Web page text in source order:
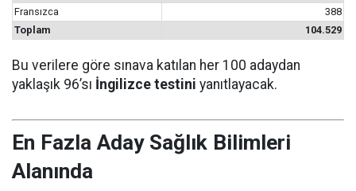
Fransızca
388
Toplam
104.529
Bu verilere göre sınava katılan her 100 adaydan
yaklaşık 96’sı İngilizce testini yanıtlayacak.
En Fazla Aday Sağlık Bilimleri
Alanında